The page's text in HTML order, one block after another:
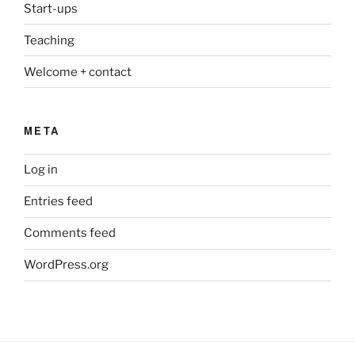
Start-ups
Teaching
Welcome + contact
META
Log in
Entries feed
Comments feed
WordPress.org